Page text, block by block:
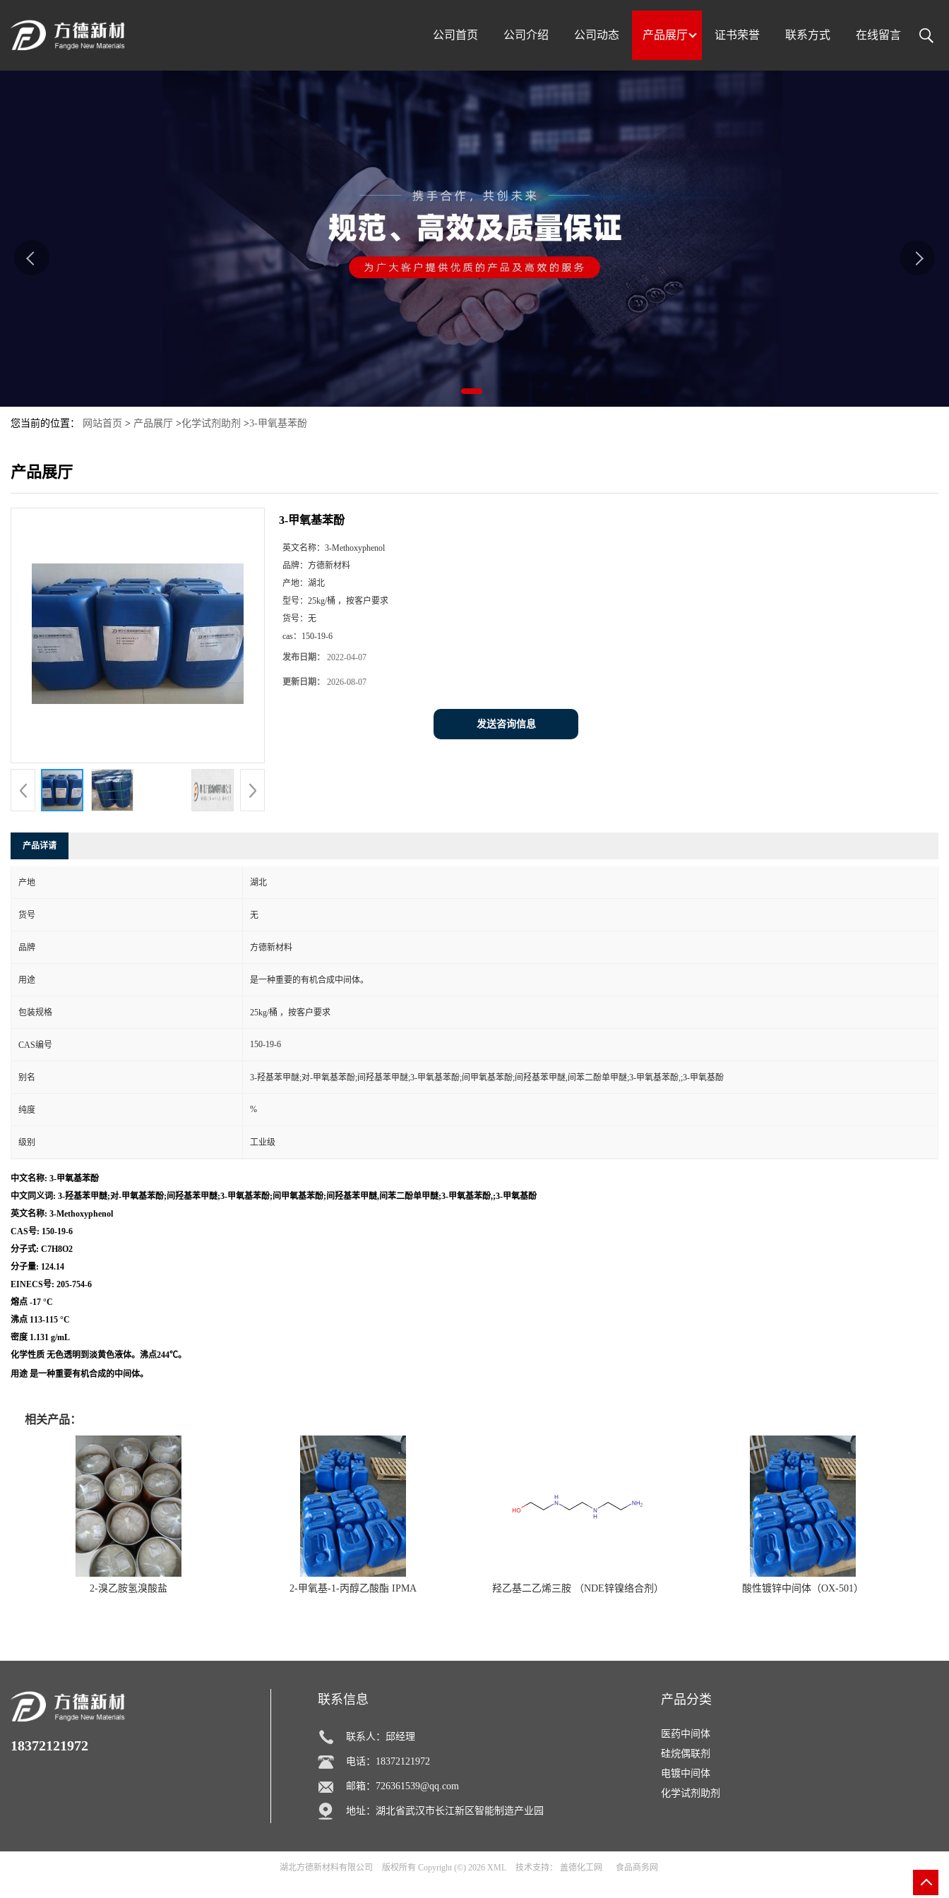
公司首页 公司介绍 公司动态 产品展厅 证书荣誉 联系方式 在线留言
您当前的位置： 网站首页 > 产品展厅 >化学试剂助剂 >3-甲氧基苯酚
产品展厅
3-甲氧基苯酚
英文名称： 3-Methoxyphenol
品牌： 方德新材料
产地： 湖北
型号： 25kg/桶 ，按客户要求
货号： 无
cas： 150-19-6
发布日期： 2022-04-07
更新日期： 2026-08-07
发送咨询信息
产品详请
产地 湖北
货号 无
品牌 方德新材料
用途 是一种重要的有机合成中间体。
包装规格 25kg/桶 ，按客户要求
CAS编号 150-19-6
别名 3-羟基苯甲醚;对-甲氧基苯酚;间羟基苯甲醚;3-甲氧基苯酚;间甲氧基苯酚;间羟基苯甲醚,间苯二酚单甲醚;3-甲氧基苯酚,;3-甲氧基酚
纯度 %
级别 工业级
中文名称: 3-甲氧基苯酚
中文同义词: 3-羟基苯甲醚;对-甲氧基苯酚;间羟基苯甲醚;3-甲氧基苯酚;间甲氧基苯酚;间羟基苯甲醚,间苯二酚单甲醚;3-甲氧基苯酚,;3-甲氧基酚
英文名称: 3-Methoxyphenol
CAS号: 150-19-6
分子式: C7H8O2
分子量: 124.14
EINECS号: 205-754-6
熔点 -17 °C
沸点 113-115 °C
密度 1.131 g/mL
化学性质 无色透明到淡黄色液体。沸点244℃。
用途 是一种重要有机合成的中间体。
相关产品：
2-溴乙胺氢溴酸盐 2-甲氧基-1-丙醇乙酸酯 IPMA 羟乙基二乙烯三胺 （NDE锌镍络合剂） 酸性镀锌中间体（OX-501）
18372121972
联系信息
联系人：邱经理
电话：18372121972
邮箱： 726361539@qq.com
地址：湖北省武汉市长江新区智能制造产业园
产品分类
医药中间体
硅烷偶联剂
电镀中间体
化学试剂助剂
湖北方德新材料有限公司 版权所有 Copyright (©) 2026 XML 技术支持： 盖德化工网 食品商务网